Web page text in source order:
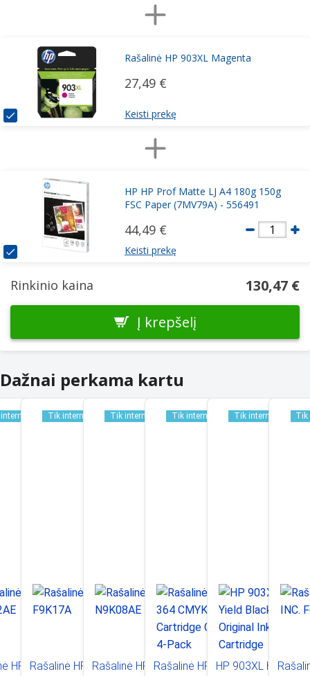
Rašalinė HP 903XL Magenta
27,49 €
Keisti prekę
HP HP Prof Matte LJ A4 180g 150g
FSC Paper (7MV79A) - 556491
44,49 € 1
Keisti prekę
Rinkinio kaina
130,47 €
Į krepšelį
Dažnai perkama kartu
HP
Tik internetu
Rašalinė HP
Tik internetu
Rašalinė HP
Tik internetu
Rašalinė HP 364
Tik internetu
HP 903XL High
Tik